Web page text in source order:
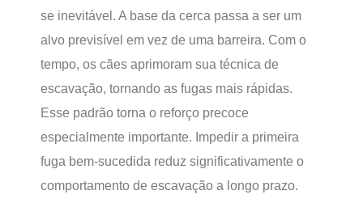
se inevitável. A base da cerca passa a ser um
alvo previsível em vez de uma barreira. Com o
tempo, os cães aprimoram sua técnica de
escavação, tornando as fugas mais rápidas.
Esse padrão torna o reforço precoce
especialmente importante. Impedir a primeira
fuga bem-sucedida reduz significativamente o
comportamento de escavação a longo prazo.